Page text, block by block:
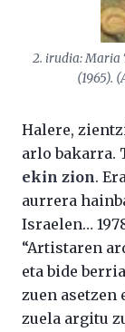
2. irudia: Maria
(1965).
Halere,
arlo bakarra.
ekin zion.
aurrera
Israelen…
“Artistaren
eta bide
zuen asetzen
zuela argitu